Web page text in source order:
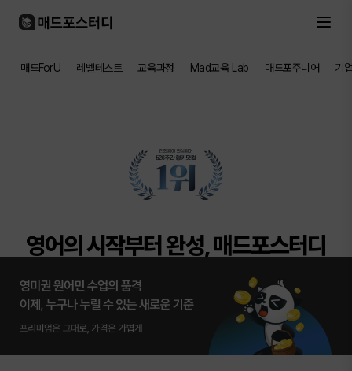
매드ForU 레벨테스트 교육과정 Mad교육 Lab 매드포주니어 기
영어의 시작부터 완성, 매드포스터디
AI로 정교하게 1:1 라이브로 깊이있게